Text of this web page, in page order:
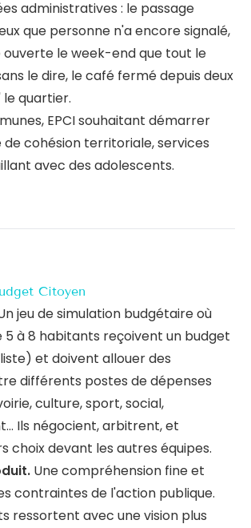
administratives : le passage
que personne n'a encore signalé,
ouverte le week-end que tout le
le dire, le café fermé depuis deux
le quartier.
EPCI souhaitant démarrer
cohésion territoriale, services
avec des adolescents.
Citoyen
jeu de simulation budgétaire où
5 à 8 habitants reçoivent un budget
et doivent allouer des
différents postes de dépenses
culture, sport, social,
Ils négocient, arbitrent, et
choix devant les autres équipes.
Une compréhension fine et
contraintes de l'action publique.
ressortent avec une vision plus